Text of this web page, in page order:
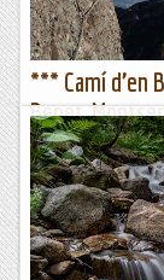
*** Camí d’en
Benet,
Dimecres, 30 de
coreografia
xula!Hi ha molts
guiar-te...
Benvinguts al